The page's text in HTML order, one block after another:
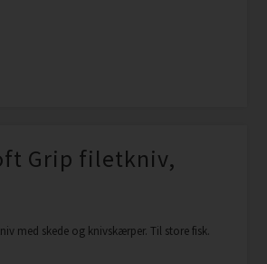
Grip filetkniv,
med skede og knivskærper. Til store fisk.